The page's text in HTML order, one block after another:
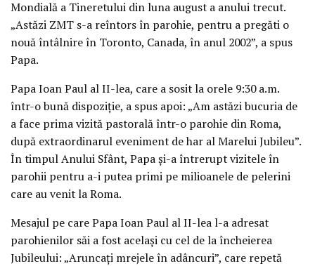
Mondială a Tineretului din luna august a anului trecut.
„Astăzi ZMT s-a reîntors în parohie, pentru a pregăti o
nouă întâlnire în Toronto, Canada, în anul 2002”, a spus
Papa.
Papa Ioan Paul al II-lea, care a sosit la orele 9:30 a.m.
într-o bună dispoziţie, a spus apoi: „Am astăzi bucuria de
a face prima vizită pastorală într-o parohie din Roma,
după extraordinarul eveniment de har al Marelui Jubileu”.
În timpul Anului Sfânt, Papa şi-a întrerupt vizitele în
parohii pentru a-i putea primi pe milioanele de pelerini
care au venit la Roma.
Mesajul pe care Papa Ioan Paul al II-lea l-a adresat
parohienilor săi a fost acelaşi cu cel de la încheierea
Jubileului: „Aruncaţi mrejele în adâncuri”, care repetă